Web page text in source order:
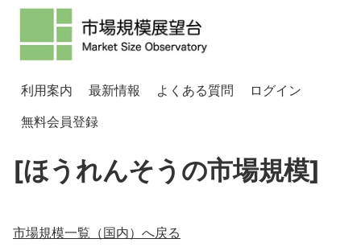
利用案内 最新情報 よくある質問
ログイン
無料会員登録
[ほうれんそうの市場規模]
市場規模一覧（国内）へ戻る